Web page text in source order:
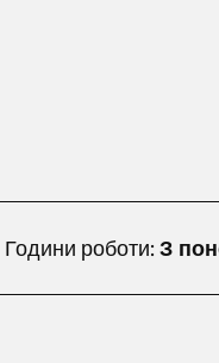
Години роботи: З